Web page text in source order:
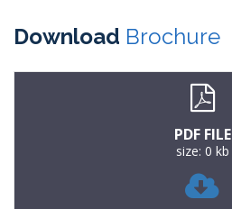
Download Brochure
PDF FILE
size: 0 kb